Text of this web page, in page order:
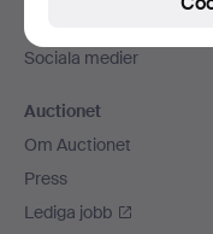
Sociala medier
Auctionet
Om Auctionet
Press
Lediga jobb